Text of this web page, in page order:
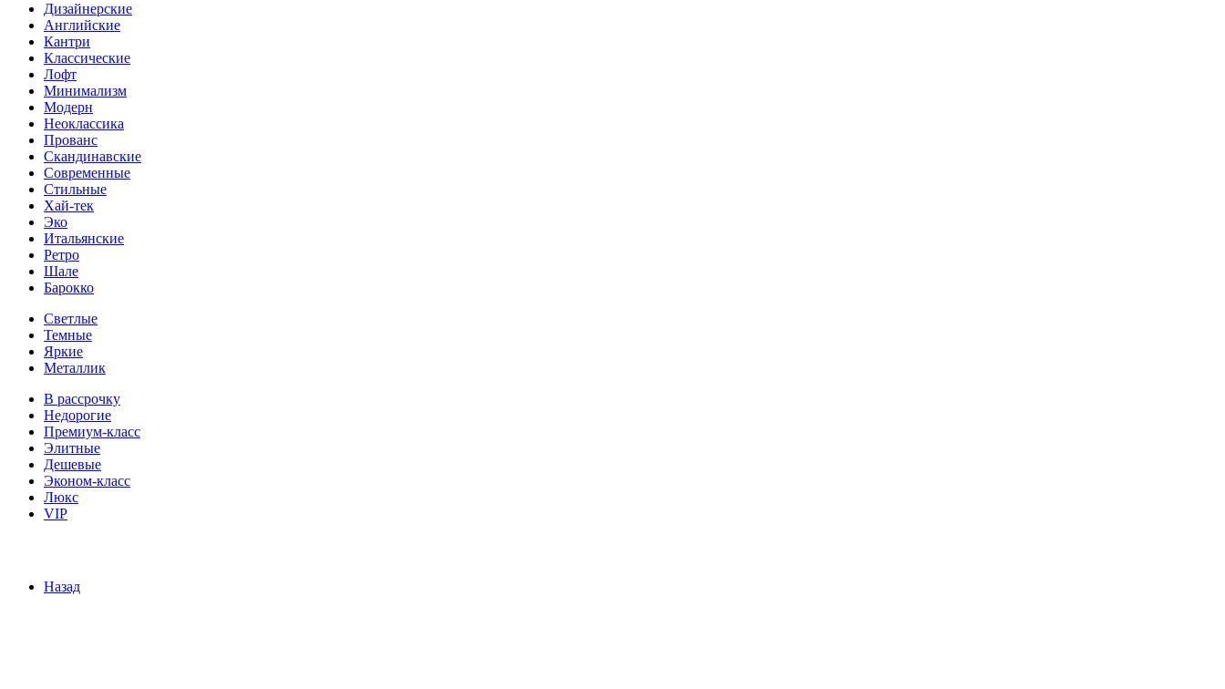
Дизайнерские
Английские
Кантри
Классические
Лофт
Минимализм
Модерн
Неоклассика
Прованс
Скандинавские
Современные
Стильные
Хай-тек
Эко
Итальянские
Ретро
Шале
Барокко
Светлые
Темные
Яркие
Металлик
В рассрочку
Недорогие
Премиум-класс
Элитные
Дешевые
Эконом-класс
Люкс
VIP
Назад